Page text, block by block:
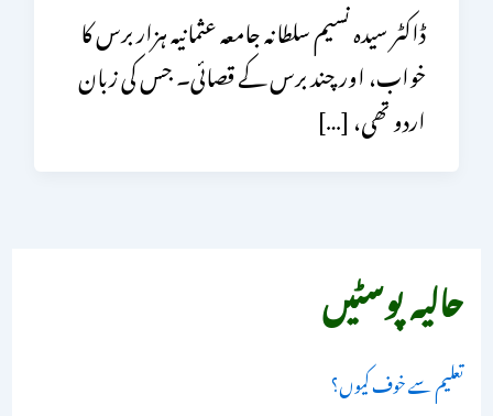
ڈاکٹر سیدہ نسیم سلطانہ جامعہ عثمانیہ ہزار برس کا
خواب، اور چند برس کے قصائی۔ جس کی زبان
اردو تھی، […]
حالیہ پوسٹیں
تعلیم سے خوف کیوں؟